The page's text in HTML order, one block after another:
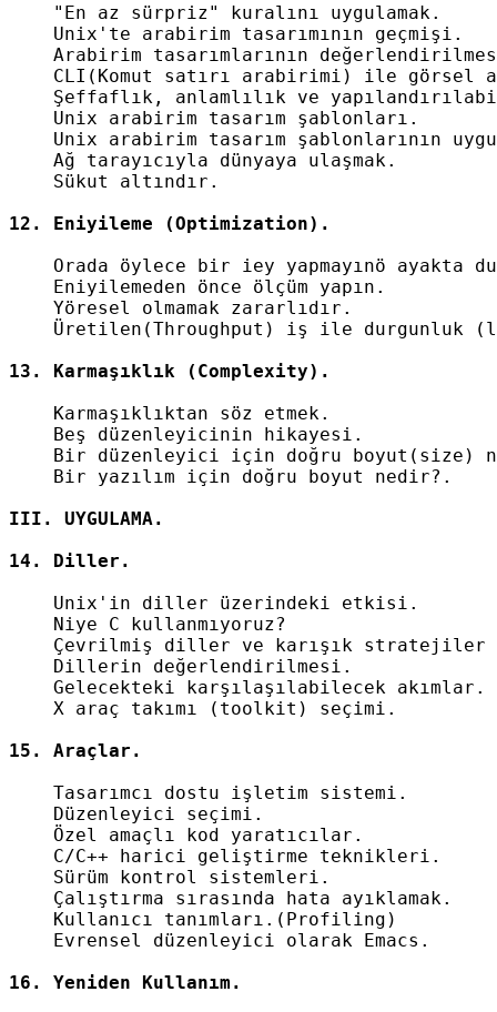
    "En az sürpriz" kuralını uygulamak.
    Unix'te arabirim tasarımının geçmişi.
Arabirim tasarımlarının
CLI(Komut satırı arabirimi) ile görsel
Şeffaflık, anlamlılık ve
    Unix arabirim tasarım şablonları.
Unix arabirim tasarım şablonlarının
    Ağ tarayıcıyla dünyaya ulaşmak.
    Sükut altındır.
Orada öylece bir iey yapmayınö ayakta
    Eniyilemeden önce ölçüm yapın.
    Yöresel olmamak zararlıdır.
Üretilen(Throughput) iş ile durgunluk
    Karmaşıklıktan söz etmek.
    Beş düzenleyicinin hikayesi.
Bir düzenleyici için doğru boyut(size)
    Bir yazılım için doğru boyut nedir?.
    Unix'in diller üzerindeki etkisi.
    Niye C kullanmıyoruz?
    Çevrilmiş diller ve karışık stratejiler
    Dillerin değerlendirilmesi.
    Gelecekteki karşılaşılabilecek akımlar.
    X araç takımı (toolkit) seçimi.
    Tasarımcı dostu işletim sistemi.
    Düzenleyici seçimi.
    Özel amaçlı kod yaratıcılar.
    C/C++ harici geliştirme teknikleri.
    Sürüm kontrol sistemleri.
    Çalıştırma sırasında hata ayıklamak.
    Kullanıcı tanımları.(Profiling)
    Evrensel düzenleyici olarak Emacs.